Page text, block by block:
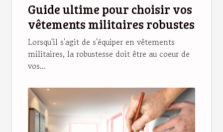
Guide ultime pour choisir vos
vêtements militaires robustes
Lorsqu'il s'agit de s'équiper en vêtements
militaires, la robustesse doit être au coeur de
vos...